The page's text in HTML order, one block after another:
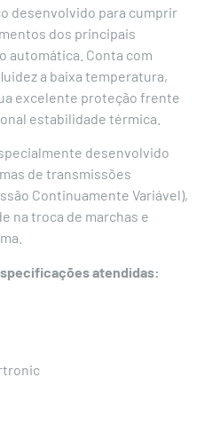
desenvolvido para cumprir
dos principais
automática. Conta com
a baixa temperatura,
excelente proteção frente
estabilidade térmica.
desenvolvido
de transmissões
Continuamente Variável),
na troca de marchas e
atendidas: